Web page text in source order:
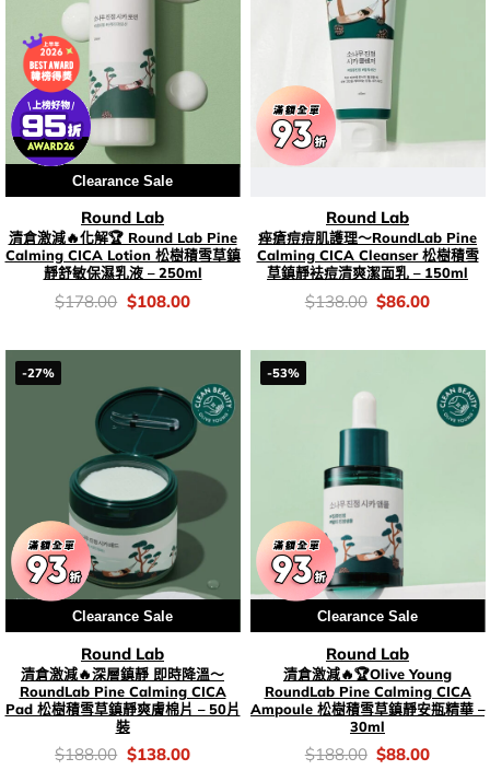
Clearance Sale
Round Lab
清倉激減🔥化解🏆 Round Lab Pine
Calming CICA Lotion 松樹積雪草鎮
靜舒敏保濕乳液 – 250ml
價
錢：
$178.00 Original
price
$178.00.
$108.00Current
$108.00.
Round Lab
痤瘡痘痘肌護理～RoundLab Pine
Calming CICA Cleanser 松樹積雪
草鎮靜袪痘清爽潔面乳 – 150ml
價
錢：
$138.00 Original
price
$138.00.
$86.00Current
$86.00.
-27%
Clearance Sale
Round Lab
清倉激減🔥深層鎮靜 即時降溫～
RoundLab Pine Calming CICA
Pad 松樹積雪草鎮靜爽膚棉片 – 50片
裝
價
$188.00 Original
$138.00Current
-53%
Clearance Sale
Round Lab
清倉激減🔥🏆Olive Young
RoundLab Pine Calming CICA
Ampoule 松樹積雪草鎮靜安瓶精華 –
30ml
價
$188.00 Original
$88.00Current